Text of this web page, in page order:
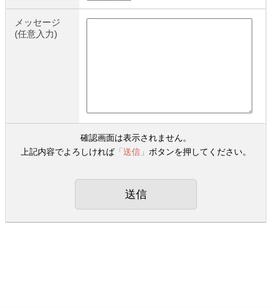
メッセージ
(任意入力)
確認画面は表示されません。
上記内容でよろしければ「送信」 ボタンを押してください。